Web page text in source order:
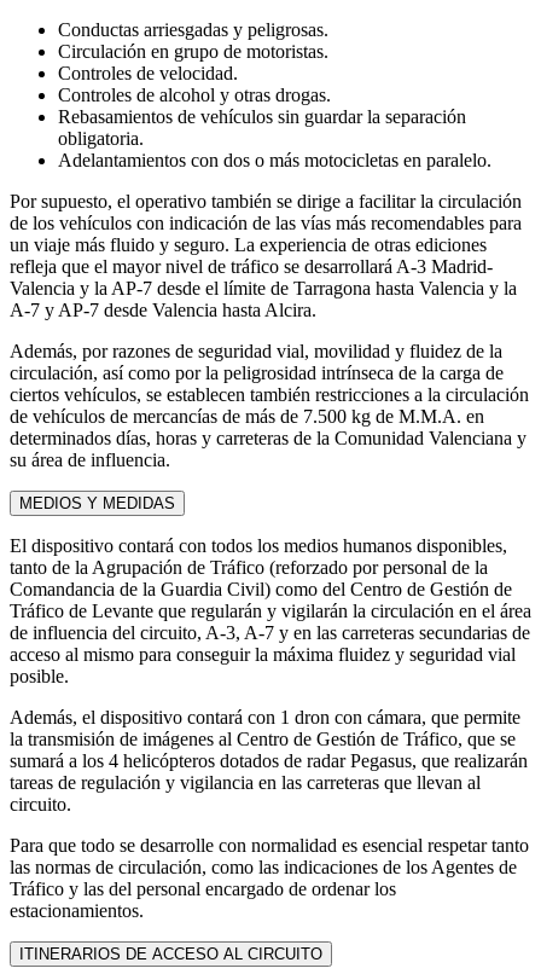
Conductas arriesgadas y peligrosas.
Circulación en grupo de motoristas.
Controles de velocidad.
Controles de alcohol y otras drogas.
Rebasamientos de vehículos sin guardar la separación
obligatoria.
Adelantamientos con dos o más motocicletas en paralelo.
Por supuesto, el operativo también se dirige a facilitar la circulación
de los vehículos con indicación de las vías más recomendables para
un viaje más fluido y seguro. La experiencia de otras ediciones
refleja que el mayor nivel de tráfico se desarrollará A-3 Madrid-
Valencia y la AP-7 desde el límite de Tarragona hasta Valencia y la
A-7 y AP-7 desde Valencia hasta Alcira.
Además, por razones de seguridad vial, movilidad y fluidez de la
circulación, así como por la peligrosidad intrínseca de la carga de
ciertos vehículos, se establecen también restricciones a la circulación
de vehículos de mercancías de más de 7.500 kg de M.M.A. en
determinados días, horas y carreteras de la Comunidad Valenciana y
su área de influencia.
MEDIOS Y MEDIDAS
El dispositivo contará con todos los medios humanos disponibles,
tanto de la Agrupación de Tráfico (reforzado por personal de la
Comandancia de la Guardia Civil) como del Centro de Gestión de
Tráfico de Levante que regularán y vigilarán la circulación en el área
de influencia del circuito, A-3, A-7 y en las carreteras secundarias de
acceso al mismo para conseguir la máxima fluidez y seguridad vial
posible.
Además, el dispositivo contará con 1 dron con cámara, que permite
la transmisión de imágenes al Centro de Gestión de Tráfico, que se
sumará a los 4 helicópteros dotados de radar Pegasus, que realizarán
tareas de regulación y vigilancia en las carreteras que llevan al
circuito.
Para que todo se desarrolle con normalidad es esencial respetar tanto
las normas de circulación, como las indicaciones de los Agentes de
Tráfico y las del personal encargado de ordenar los
estacionamientos.
ITINERARIOS DE ACCESO AL CIRCUITO